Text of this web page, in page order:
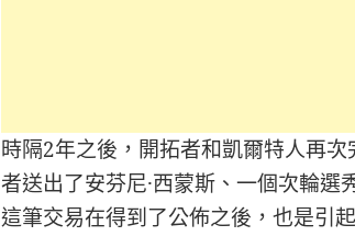
時隔2年之後，開拓者和凱爾特人再
者送出了安芬尼·西蒙斯、一個次輪選
這筆交易在得到了公佈之後，也是引